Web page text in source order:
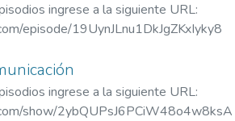
ingrese a la siguiente URL:
episode/19UynJLnu1DkJgZKxIyky8
ingrese a la siguiente URL:
show/2ybQUPsJ6PCiW48o4w8ksA